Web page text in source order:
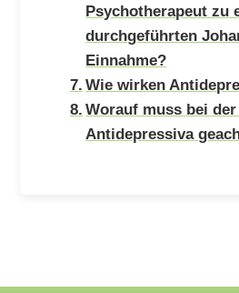
Psychotherapeut zu
durchgeführten
Einnahme?
Wie wirken
Worauf muss bei
Antidepressiva